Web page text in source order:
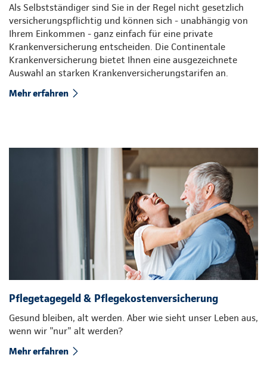
Als Selbstständiger sind Sie in der Regel nicht gesetzlich
versicherungspflichtig und können sich - unabhängig von
Ihrem Einkommen - ganz einfach für eine private
Krankenversicherung entscheiden. Die Continentale
Krankenversicherung bietet Ihnen eine ausgezeichnete
Auswahl an starken Krankenversicherungstarifen an.
Mehr erfahren
Pflegetagegeld & Pflegekostenversicherung
Gesund bleiben, alt werden. Aber wie sieht unser Leben aus,
wenn wir "nur" alt werden?
Mehr erfahren